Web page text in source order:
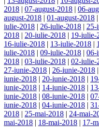
2018 | 07-august-2018 | 06-
august-2018 | 01-august-2018 |
iulie-2018 | 26-iulie-2018 | 25-
2018 | 20-iulie-2018 | 19-iulie-
16-iulie-2018 | 13-iulie-2018 |
iulie-2018 | 09-iulie-2018 | 06-
2018 | 03-iulie-2018 | 02-iulie-
27-iunie-2018 | 26-iunie-2018 |
iunie-2018 | 20-iunie-2018 |
iunie-2018 | 14-iunie-2018 |
iunie-2018 | 08-iunie-2018 |
iunie-2018 | 04-iunie-2018 |
2018 | 25-mai-2018 | 24-mai-
mai-2018 | 18-mai-2018 | 17-